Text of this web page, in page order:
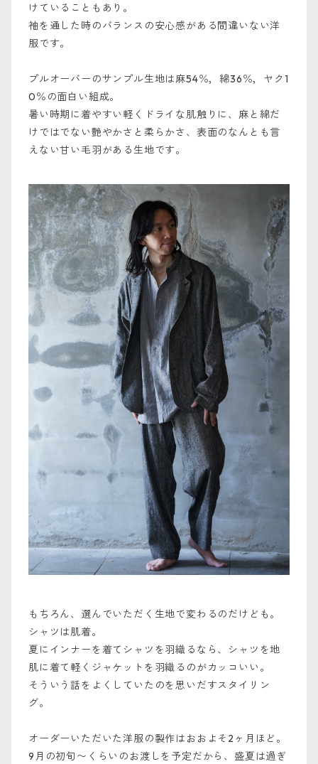
けていることもあり。
袖を通した時のバランスの安心感がある間違いない洋
服です。
プルオーバーのサンプル生地は麻54％，綿36％，ヤク1
0％の面白い組成。
暑い時期に着やすい軽くドライな肌触りに、麻と綿だ
けではでない艶やかさと柔らかさ、表面のなんとも言
えない甘い毛羽がある生地です。
もちろん、選んでいただく生地で変わるのだけども。
シャツは肌着。
夏にインナーを着てシャツを羽織るなら、シャツを地
肌に着て軽くジャケットを羽織るのがカッコいい。
そういう話をよくしていたのを思いだすスタイリン
グ。
オーダーいただいた洋服の製作はおおよそ2ヶ月ほど。
9月の初旬〜くらいのお渡しを予定だから、盛夏は過ぎ